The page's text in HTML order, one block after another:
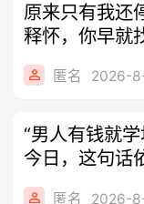
原来只有我还
释怀，你早就
有后
匿名 2026-
“男人有钱就
今日，这句话
伊
匿名 2026-